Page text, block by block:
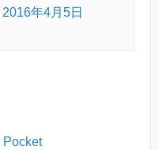
2016年4月5日
Pocket